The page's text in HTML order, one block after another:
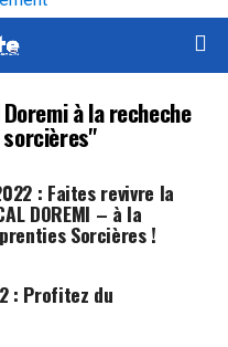
à la recheche
: Faites revivre la
DOREMI – à la
Sorcières !
: Profitez du